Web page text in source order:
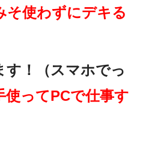
そ使わずにデキる
す！（スマホでっ
ってPCで仕事す